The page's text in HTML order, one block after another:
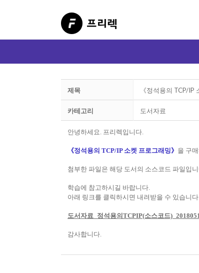
제목 《정석용의 TCP/
카테고리 도서자료
안녕하세요. 프리렉입니다.
《정석용의 TCP/IP 소켓 프로그래밍》 을 구
첨부한 파일은 해당 도서의 소스코드 파일입
학습에 참고하시길 바랍니다.
아래 링크를 클릭하시면 내려받을 수 있습니
도서자료_정석용의TCPIP(소스코드
감사합니다.